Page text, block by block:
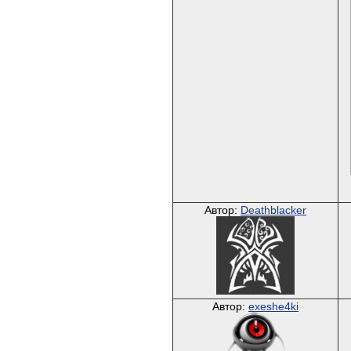
Автор: Deathblacker
Автор: exeshe4ki